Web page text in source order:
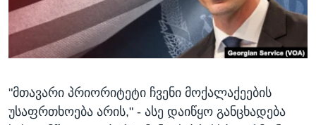
ᲛᲔᲪᲜᲘᲔᲠᲔᲑᲐ
ᲘᲜᲢᲔᲠᲕᲘᲣ
ᲒᲐᲚᲘᲚᲔᲝ
ᲓᲔᲖᲘᲜᲤᲝᲠᲛᲐᲪᲘᲐ
ᲗᲕᲐᲚᲘ ᲒᲕᲐᲓᲔᲕᲜᲔᲗ
"მთავარი პრიორიტეტი ჩვენი მოქალაქეების
უსაფრთხოება არის," - ასე დაიწყო განცხადება